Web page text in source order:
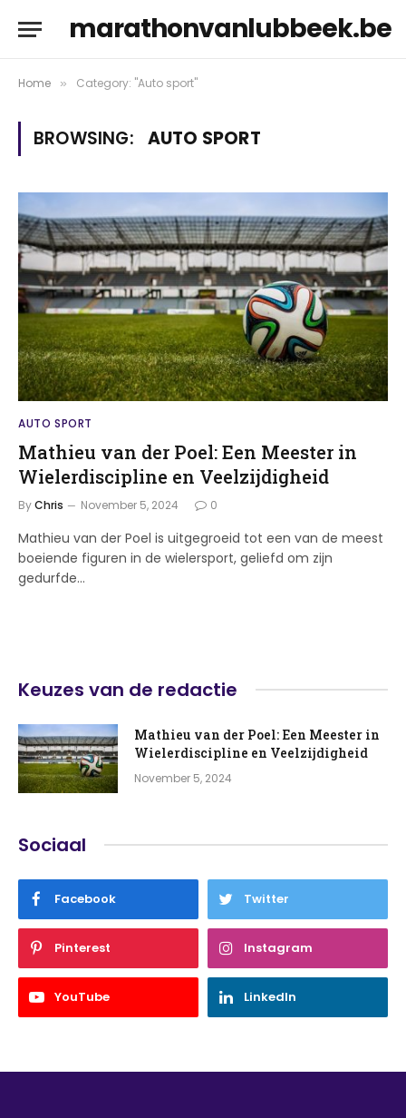
marathonvanlubbeek.be
Home » Category: "Auto sport"
BROWSING: AUTO SPORT
AUTO SPORT
Mathieu van der Poel: Een Meester in
Wielerdiscipline en Veelzijdigheid
ByChris November 5, 2024 0
Mathieu van der Poel is uitgegroeid tot een van de meest
boeiende figuren in de wielersport, geliefd om zijn
gedurfde…
Keuzes van de redactie
Mathieu van der Poel: Een Meester in
Wielerdiscipline en Veelzijdigheid
November 5, 2024
Sociaal
Facebook Twitter
Pinterest Instagram
YouTube LinkedIn